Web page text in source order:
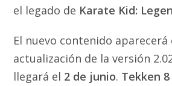
el legado de Karate Kid:
El nuevo contenido aparecerá
actualización de la versión
llegará el 2 de junio. Tekken 8